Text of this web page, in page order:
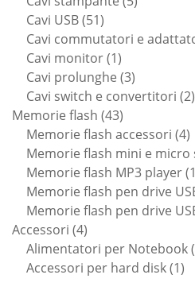
Cavi USB 5151
prodotti
Cavi commutatori e
Cavi monitor 11
prodotto
Cavi prolunghe 33
prodotti
Cavi switch e convertitori 22
Memorie flash 4343
prodotti
Memorie flash accessori 44
Memorie flash mini e micro
Memorie flash MP3 player 1
Memorie flash pen drive
Memorie flash pen drive
Accessori 44
prodotti
Alimentatori per Notebook
Accessori per hard disk 11